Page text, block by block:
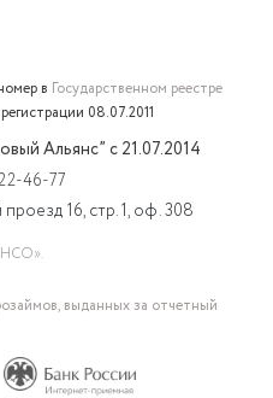
в Государственном реестре
08.07.2011
Альянс” с 21.07.2014
46-77
16, стр. 1, оф. 308
НСО».
выданных за отчетный